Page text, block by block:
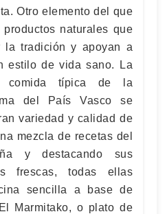
Otro elemento del que
naturales que
la tradición y apoyan a
estilo de vida sano. La
comida típica de la
del País Vasco se
variedad y calidad de
mezcla de recetas del
y destacando sus
frescas, todas ellas
sencilla a base de
Marmitako, o plato de